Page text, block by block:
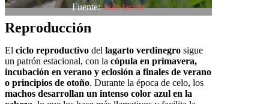
Fuente:Juan lacruz
Reproducción
El ciclo reproductivo del lagarto verdinegro sigue
un patrón estacional, con la cópula en primavera,
incubación en verano y eclosión a finales de verano
o principios de otoño. Durante la época de celo, los
machos desarrollan un intenso color azul en la